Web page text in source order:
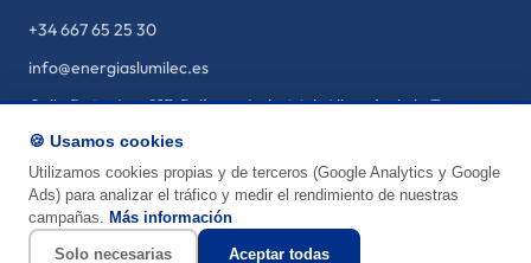
🍪 Usamos cookies
Utilizamos cookies propias y de terceros (Google Analytics y Google
Ads) para analizar el tráfico y medir el rendimiento de nuestras
campañas. Más información
Solo necesarias Aceptar todas
+34 667 65 25 30
info@energiaslumilec.es
Calle Doña Ana 21F, Polígono Industrial, Alhaurín de la Torre,
29130 Málaga
Lun-Sáb 8:00-20:00